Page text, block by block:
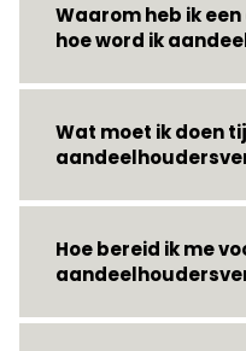
Waarom heb ik
hoe word ik
Wat moet ik doen
Hoe bereid ik me